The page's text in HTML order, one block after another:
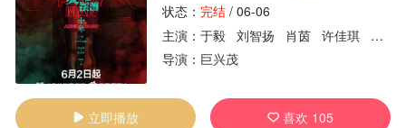
状态： 完结/ 06-06
主演： 于毅 刘智扬 肖茵 许佳琪
姜馥
导演： 巨兴茂
 立即播放  喜欢 105